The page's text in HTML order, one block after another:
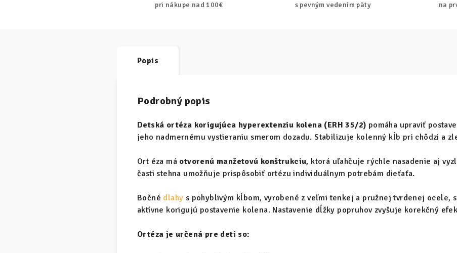
pri nákupe nad 100€ s pevným vedením päty na
Popis
Podrobný popis
Detská ortéza korigujúca hyperextenziu kolena (ERH 35/2) pomáha upraviť
jeho nadmernému vystieraniu smerom dozadu. Stabilizuje kolenný kĺb pri chôdzi a
Ort éza má otvorenú manžetovú konštrukciu, ktorá uľahčuje rýchle nasadenie aj
časti stehna umožňuje prispôsobiť ortézu individuálnym potrebám dieťaťa.
Bočné dlahy s pohyblivým kĺbom, vyrobené z veľmi tenkej a pružnej tvrdenej ocele,
aktívne korigujú postavenie kolena. Nastavenie dĺžky popruhov zvyšuje korekčný
Ortéza je určená pre deti so: